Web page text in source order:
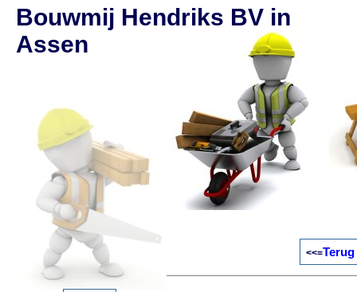
Bouwmij Hendriks BV in
Assen
<<=